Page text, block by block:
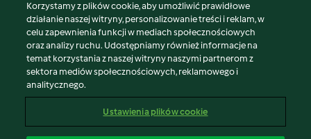
© Copyright 2026
Warunki korzystania
Polityka prywatności
Disclaimer
Znak wydawcy
Zgłoś treść
Korzystamy z plików cookie, aby umożliwić prawidłowe
działanie naszej witryny, personalizowanie treści i reklam, w
celu zapewnienia funkcji w mediach społecznościowych
oraz analizy ruchu. Udostępniamy również informacje na
temat korzystania z naszej witryny naszymi partnerom z
sektora mediów społecznościowych, reklamowego i
analitycznego.
Ustawienia plików cookie